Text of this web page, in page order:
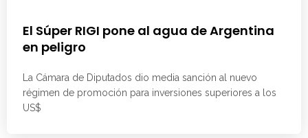
El Súper RIGI pone al agua de Argentina
en peligro
La Cámara de Diputados dio media sanción al nuevo
régimen de promoción para inversiones superiores a los
US$